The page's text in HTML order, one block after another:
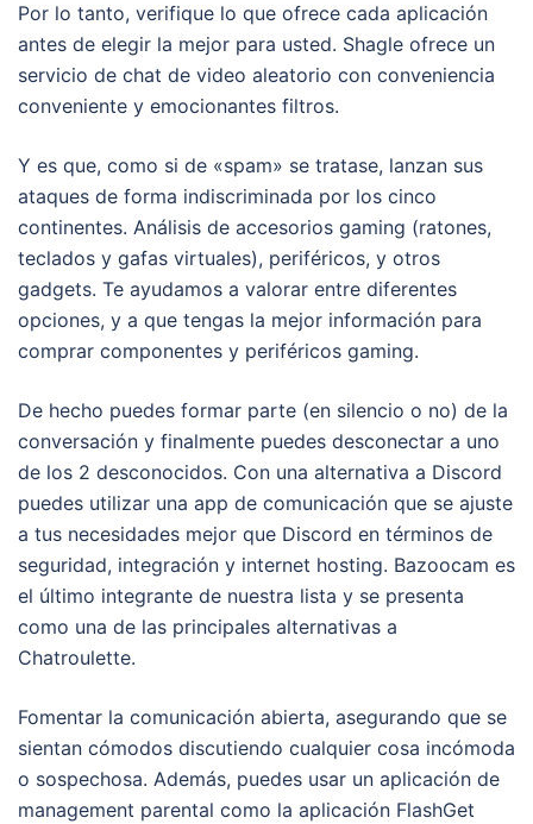
Por lo tanto, verifique lo que ofrece cada aplicación
antes de elegir la mejor para usted. Shagle ofrece un
servicio de chat de video aleatorio con conveniencia
conveniente y emocionantes filtros.
Y es que, como si de «spam» se tratase, lanzan sus
ataques de forma indiscriminada por los cinco
continentes. Análisis de accesorios gaming (ratones,
teclados y gafas virtuales), periféricos, y otros
gadgets. Te ayudamos a valorar entre diferentes
opciones, y a que tengas la mejor información para
comprar componentes y periféricos gaming.
De hecho puedes formar parte (en silencio o no) de la
conversación y finalmente puedes desconectar a uno
de los 2 desconocidos. Con una alternativa a Discord
puedes utilizar una app de comunicación que se ajuste
a tus necesidades mejor que Discord en términos de
seguridad, integración y internet hosting. Bazoocam es
el último integrante de nuestra lista y se presenta
como una de las principales alternativas a
Chatroulette.
Fomentar la comunicación abierta, asegurando que se
sientan cómodos discutiendo cualquier cosa incómoda
o sospechosa. Además, puedes usar un aplicación de
management parental como la aplicación FlashGet